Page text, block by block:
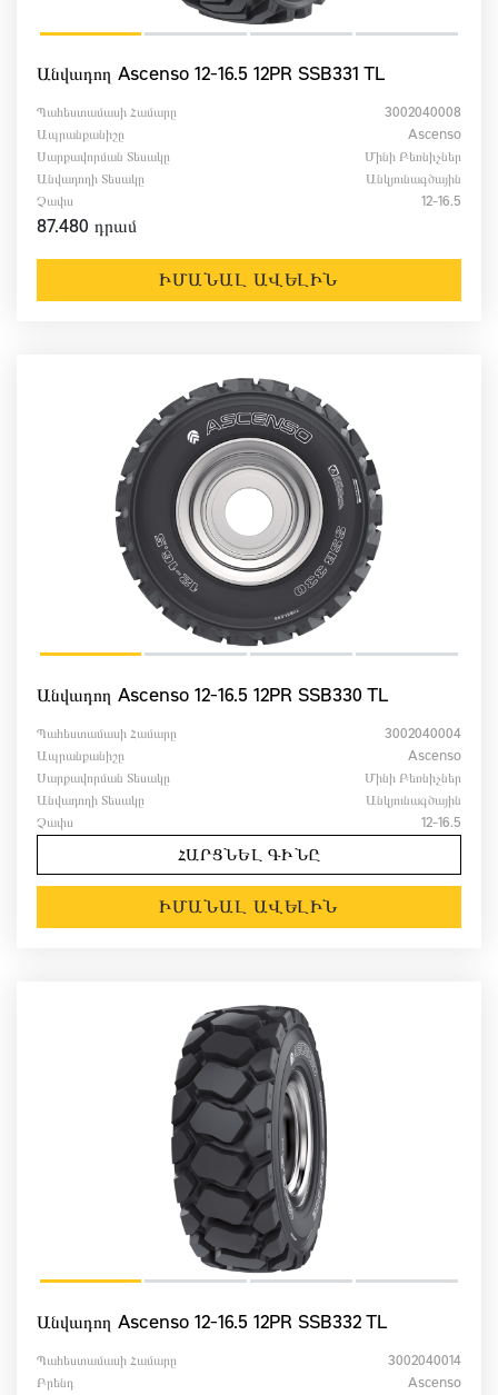
Անվադող Ascenso 12-16.5 12PR SSB331 TL
Պահեստամասի Համարը
3002040008
Ապրանքանիշը
Ascenso
Սարքավորման Տեսակը
Մինի Բեռնիչներ
Անվադողի Տեսակը
Անկյունագծային
Չափս
12-16.5
87.480 դրամ
ԻՄԱՆԱԼ ԱՎԵԼԻՆ
Անվադող Ascenso 12-16.5 12PR SSB330 TL
Պահեստամասի Համարը
3002040004
Ապրանքանիշը
Ascenso
Սարքավորման Տեսակը
Մինի Բեռնիչներ
Անվադողի Տեսակը
Անկյունագծային
Չափս
12-16.5
ՀԱՐՑՆԵԼ ԳԻՆԸ
ԻՄԱՆԱԼ ԱՎԵԼԻՆ
Անվադող Ascenso 12-16.5 12PR SSB332 TL
Պահեստամասի Համարը
3002040014
Բրենդ
Ascenso